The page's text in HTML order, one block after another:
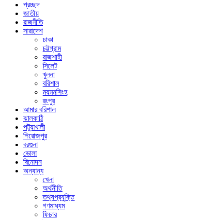
প্রচ্ছদ
জাতীয়
রাজনীতি
সারাদেশ
ঢাকা
চট্টগ্রাম
রাজশাহী
সিলেট
খুলনা
বরিশাল
ময়মনসিংহ
রংপুর
আমার বরিশাল
ঝালকাঠি
পটুয়াখালী
পিরোজপুর
বরগুনা
ভোলা
বিনোদন
অন্যান্য
খেলা
অর্থনীতি
তথ্যপ্রযুক্তি
গণমাধ্যম
ফিচার